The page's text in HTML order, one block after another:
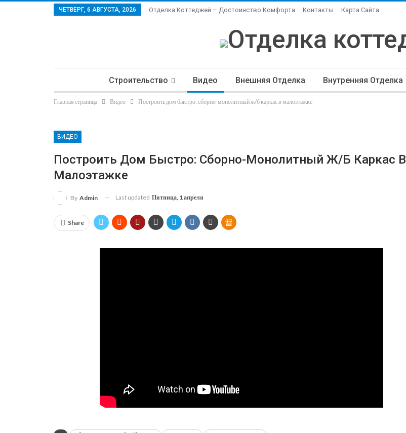
ЧЕТВЕРГ, 6 АВГУСТА, 2026 Отделка Коттеджей – Достоинство Комфорта Контакты Карта Сайта
Строительство Видео Внешняя Отделка Внутренняя Отделка
Ландшафтный Дизайн
Главная страница Видео Построить дом быстро: сборно-монолитный ж/б каркас в малоэтажке
ВИДЕО
Построить Дом Быстро: Сборно-Монолитный Ж/б Каркас В
Малоэтажке
By Admin Last updated Пятница, 1 апреля
Share